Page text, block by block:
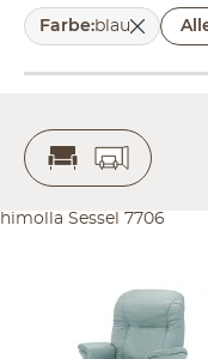
Farbe:blau
himolla Sessel 7706